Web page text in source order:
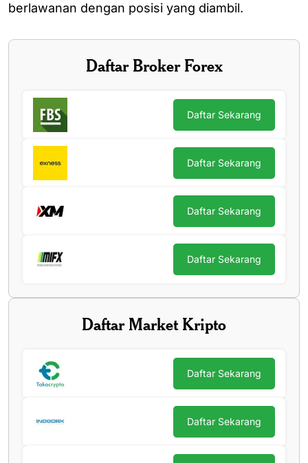
berlawanan dengan posisi yang diambil.
Daftar Broker Forex
Daftar Sekarang
Daftar Sekarang
Daftar Sekarang
Daftar Sekarang
Daftar Market Kripto
Daftar Sekarang
Daftar Sekarang